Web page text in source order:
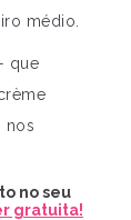
médio.
que
nos
no seu
gratuita!